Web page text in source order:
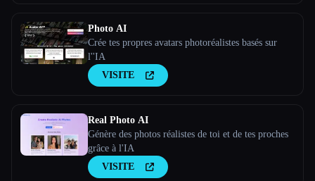
Photo AI
Crée tes propres avatars photoréalistes basés sur
l''IA
VISITE
Real Photo AI
Génère des photos réalistes de toi et de tes proches
grâce à l'IA
VISITE